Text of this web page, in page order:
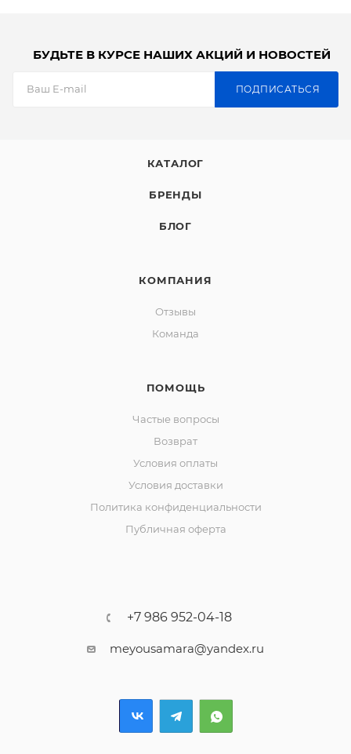
БУДЬТЕ В КУРСЕ НАШИХ АКЦИЙ И НОВОСТЕЙ
ПОДПИСАТЬСЯ
КАТАЛОГ
БРЕНДЫ
БЛОГ
КОМПАНИЯ
Отзывы
Команда
ПОМОЩЬ
Частые вопросы
Возврат
Условия оплаты
Условия доставки
Политика конфиденциальности
Публичная оферта
+7 986 952-04-18
meyousamara@yandex.ru